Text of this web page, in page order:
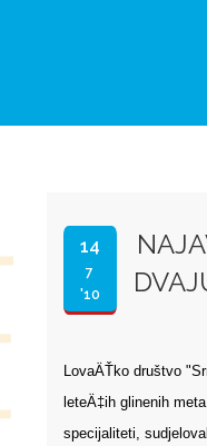
14
7
'10
LovaÄŤko društvo
leteÄ‡ih glinenih
specijaliteti,